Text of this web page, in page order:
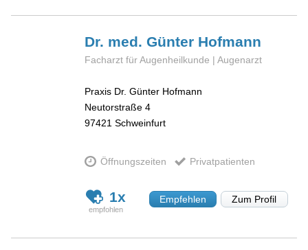
Dr. med. Günter Hofmann
Facharzt für Augenheilkunde | Augenarzt
Praxis Dr. Günter Hofmann
Neutorstraße 4
97421 Schweinfurt
Öffnungszeiten Privatpatienten
1x Empfehlen Zum Profil